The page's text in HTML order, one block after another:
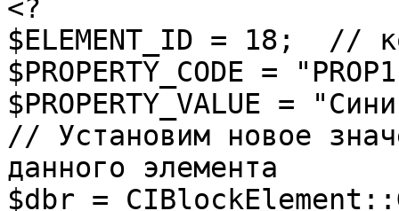
<?
$ELEMENT_ID = 18;  //
$PROPERTY_CODE =
$PROPERTY_VALUE =
// Установим новое
данного элемента
$dbr =